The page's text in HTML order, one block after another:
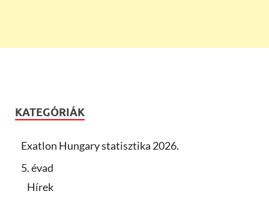
KATEGÓRIÁK
Exatlon Hungary statisztika 2026.
5. évad
Hírek